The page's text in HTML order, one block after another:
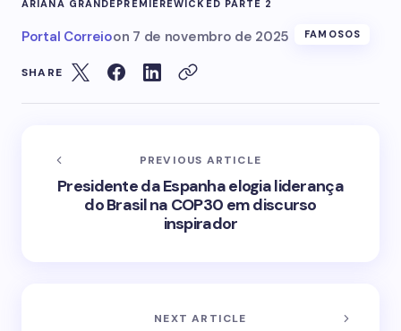
ARIANA GRANDE PREMIÈREWICKED PARTE 2
Portal Correioon 7 de novembro de 2025 FAMOSOS
SHARE
PREVIOUS ARTICLE
Presidente da Espanha elogia liderança
do Brasil na COP30 em discurso
inspirador
NEXT ARTICLE